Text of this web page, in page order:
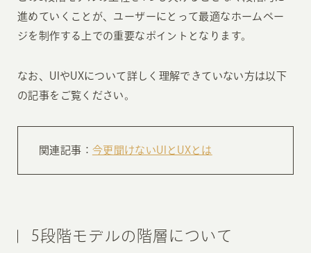
進めていくことが、ユーザーにとって最適なホームペー
ジを制作する上での重要なポイントとなります。
なお、UIやUXについて詳しく理解できていない方は以下
の記事をご覧ください。
関連記事： 今更聞けないUIとUXとは
5段階モデルの階層について